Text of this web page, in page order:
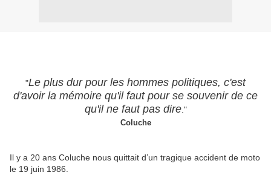
"Le plus dur pour les hommes politiques, c'est
d'avoir la mémoire qu'il faut pour se souvenir de ce
qu'il ne faut pas dire."
Coluche
Il y a 20 ans Coluche nous quittait d’un tragique accident de moto
le 19 juin 1986.